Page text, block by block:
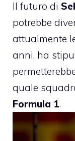
Il futuro di
potrebbe
attualmente
anni, ha
quale
Formula 1.